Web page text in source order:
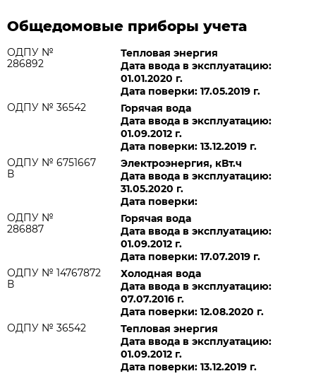
Общедомовые приборы учета
ОДПУ №
286892
Тепловая энергия
Дата ввода в эксплуатацию:
01.01.2020 г.
Дата поверки: 17.05.2019 г.
ОДПУ № 36542
Горячая вода
Дата ввода в эксплуатацию:
01.09.2012 г.
Дата поверки: 13.12.2019 г.
ОДПУ № 6751667
В
Электроэнергия, кВт.ч
Дата ввода в эксплуатацию:
31.05.2020 г.
Дата поверки:
ОДПУ №
286887
Горячая вода
Дата ввода в эксплуатацию:
01.09.2012 г.
Дата поверки: 17.07.2019 г.
ОДПУ № 14767872
В
Холодная вода
Дата ввода в эксплуатацию:
07.07.2016 г.
Дата поверки: 12.08.2020 г.
ОДПУ № 36542
Тепловая энергия
Дата ввода в эксплуатацию:
01.09.2012 г.
Дата поверки: 13.12.2019 г.